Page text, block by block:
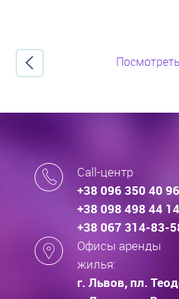
Call-центр
+38 096 350 40 96
+38 098 498 44 14
+38 067 314-83-
Офисы аренды
жилья:
г. Львов, пл.